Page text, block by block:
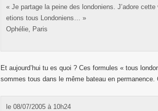
« Je partage la peine des londoniens. J’adore
etions tous Londoniens… »
Ophélie, Paris
Et aujourd’hui tu es quoi ? Ces formules « tous
sommes tous dans le même bateau en permanence.
le 08/07/2005 à 10h24